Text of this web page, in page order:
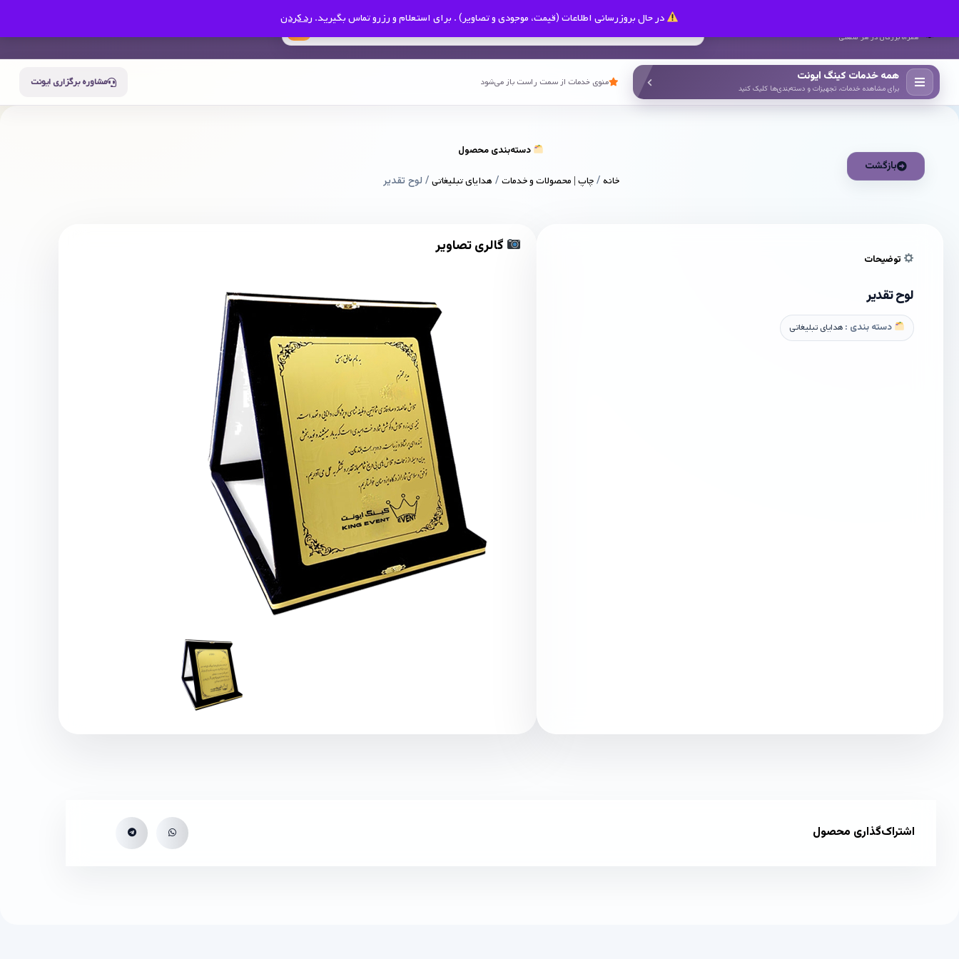
در حال بروزرسانی اطلاعات (قیمت، موجودی و تصاویر) . برای استعلام و رزرو تماس بگیرید. رد کردن
همراه بزرگان در هر صنعتی
همه خدمات کینگ ایونت
برای مشاهده خدمات، تجهیزات و دسته‌بندی‌ها کلیک کنید
منوی خدمات از سمت راست باز می‌شود مشاوره برگزاری ایونت
بازگشت
دسته‌بندی محصول
خانه/چاپ | محصولات و خدمات/ هدایای تبلیغاتی/ لوح تقدیر
گالری تصاویر
توضیحات
لوح تقدیر
دسته بندی :هدایای تبلیغاتی
اشتراک‌گذاری محصول